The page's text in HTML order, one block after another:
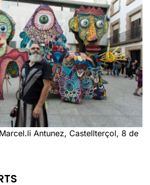
Antunez, Castellterçol, 8 de